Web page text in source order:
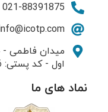
021-88391875
اول - کد پستی: 1415794816
نماد های ما